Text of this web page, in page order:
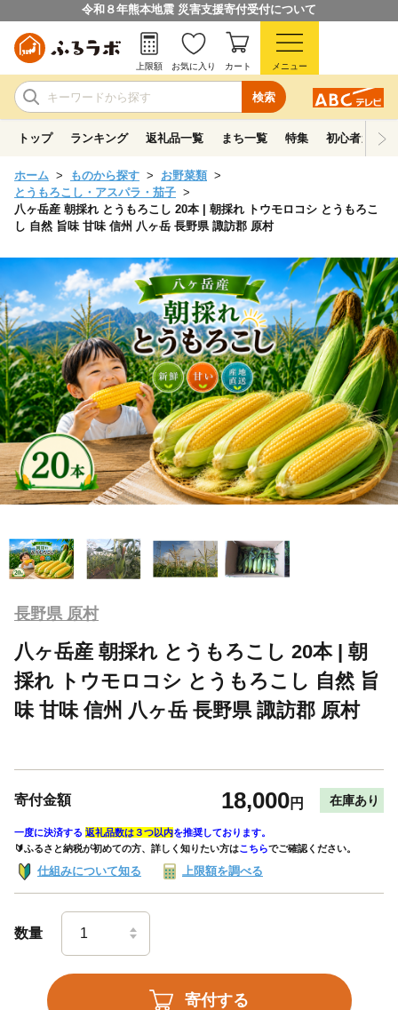
令和８年熊本地震 災害支援寄付受付について
検索
上限額 お気に入り カート メニュー
トップ ランキング 返礼品一覧 まち一覧 特集 初心者ガイド
ホーム ものから探す
お野菜類
とうもろこし・アスパラ・茄子
八ヶ岳産 朝採れ とうもろこし 20本 | 朝採れ トウモロコシ とうもろこ
し 自然 旨味 甘味 信州 八ヶ岳 長野県 諏訪郡 原村
長野県 原村
八ヶ岳産 朝採れ とうもろこし 20本 | 朝
採れ トウモロコシ とうもろこし 自然 旨
味 甘味 信州 八ヶ岳 長野県 諏訪郡 原村
寄付金額 18,000円 在庫あり
一度に決済する 返礼品数は３つ以内を推奨しております。
🔰ふるさと納税が初めての方、詳しく知りたい方はこちらでご確認ください。
仕組みについて知る 上限額を調べる
数量
寄付する